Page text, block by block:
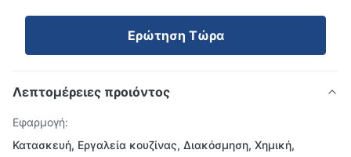
Ερώτηση Τώρα
Λεπτομέρειες προιόντος
Εφαρμογή:
Κατασκευή, Εργαλεία κουζίνας, Διακόσμηση, Χημική,